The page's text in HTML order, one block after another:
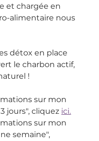
et chargée en
alimentaire nous
détox en place
le charbon actif,
!
sur mon
jours", cliquez ici.
sur mon
semaine",